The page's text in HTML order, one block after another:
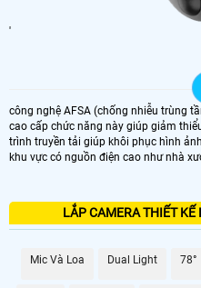
'
công nghệ AFSA (chống nhiễu trùng
cao cấp chức năng này giúp giảm
trình truyền tải giúp khôi phục hình
khu vực có nguồn điện cao như nhà
LẮP CAMERA THIẾT
Mic Và Loa Dual Light 78°